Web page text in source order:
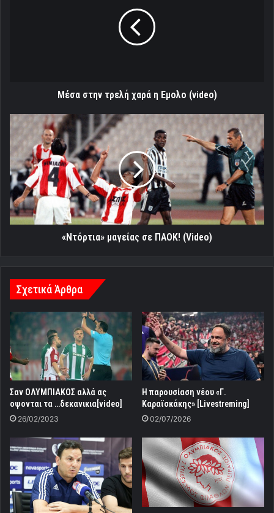
Μέσα στην τρελή χαρά η Εμολο (video)
«Ντόρτια»
σε
ΠΑΟΚ!
(Video)
«Ντόρτια» μαγείας σε ΠΑΟΚ! (Video)
Σχετικά Άρθρα
Σαν ΟΛΥΜΠΙΑΚΟΣ αλλά ας
οψονται τα …δεκανικια[video]
26/02/2023
Η παρουσίαση νέου «Γ.
Καραϊσκάκης» [Livestreming]
02/07/2026